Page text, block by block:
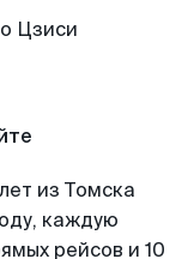
из Томска
каждую
рейсов и 10